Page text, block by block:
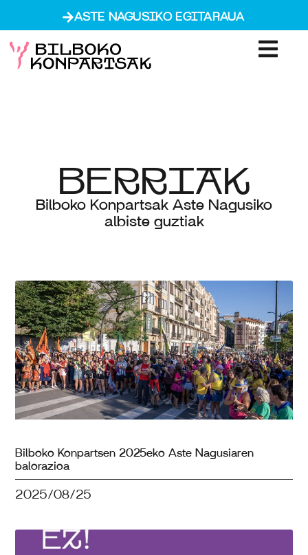
ASTE NAGUSIKO EGITARAUA
BERRIAK
Bilboko Konpartsak Aste Nagusiko
albiste guztiak
Bilboko Konpartsen 2025eko Aste Nagusiaren
balorazioa
2025/08/25